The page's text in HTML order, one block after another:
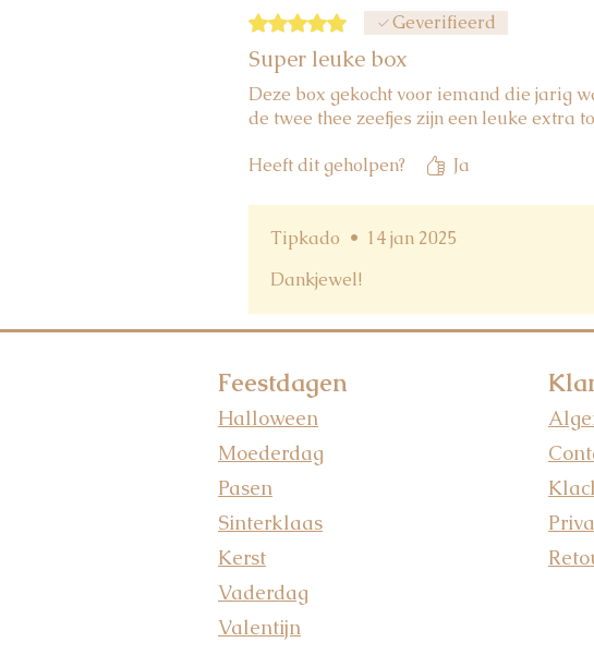
Beoordeeld met 5 uit 5 sterren.
Geverifieerd
Super leuke box
Deze box gekocht voor iemand die jarig
de twee thee zeefjes zijn een leuke extra
Heeft dit geholpen? Ja
Tipkado • 14 jan 2025
Dankjewel!
Feestdagen
Halloween
Moederdag
Pasen
Sinterklaas
Kerst
Vaderdag
Valentijn